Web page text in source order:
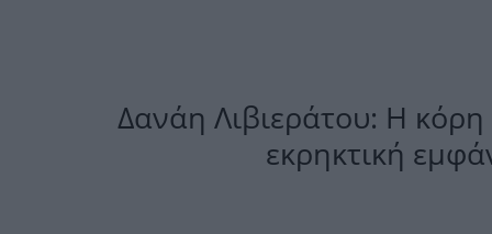
Δανάη Λιβιεράτου: Η
εκρηκτική